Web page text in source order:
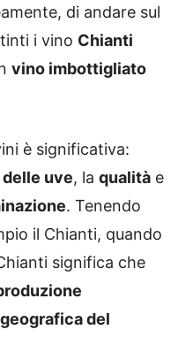
di andare sul
i vino Chianti
vino imbottigliato
è significativa:
delle uve, la qualità e
. Tenendo
il Chianti, quando
significa che
del